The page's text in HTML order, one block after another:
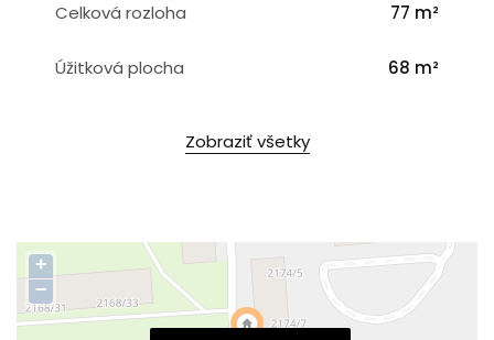
Celková rozloha 77 m²
Úžitková plocha 68 m²
Zobraziť všetky
+
−